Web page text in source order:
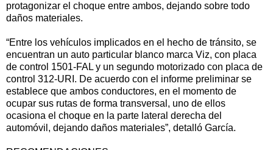
protagonizar el choque entre ambos, dejando sobre todo
daños materiales.
“Entre los vehículos implicados en el hecho de tránsito, se
encuentran un auto particular blanco marca Viz, con placa
de control 1501-FAL y un segundo motorizado con placa de
control 312-URI. De acuerdo con el informe preliminar se
establece que ambos conductores, en el momento de
ocupar sus rutas de forma transversal, uno de ellos
ocasiona el choque en la parte lateral derecha del
automóvil, dejando daños materiales”, detalló García.